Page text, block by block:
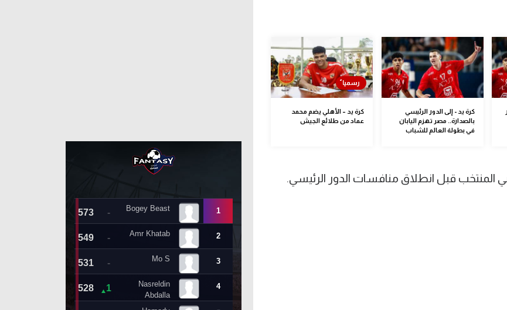
كرة يد - إلى الدور الرئيسي
بالصدارة.. مصر تهزم اليابان
في بطولة العالم للشباب
كرة يد – الأهلي يضم محمد
عماد من طلائع الجيش
قبل انطلاق منافسات الدور الرئيسي.